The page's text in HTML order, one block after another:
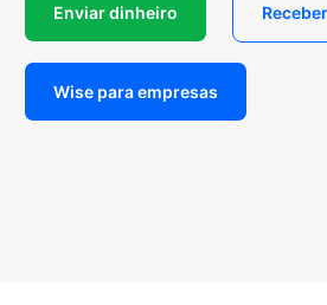
Enviar dinheiro
Wise para empresas